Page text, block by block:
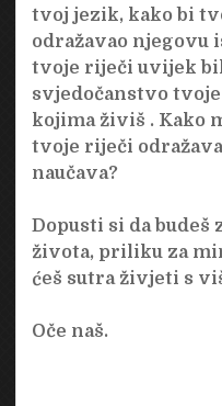
tvoj jezik, kako bi
odražavao njegovu
tvoje riječi uvijek
svjedočanstvo
kojima živiš . Kako
tvoje riječi
naučava?
Dopusti si da budeš
života, priliku za
ćeš sutra živjeti s
Oče naš.